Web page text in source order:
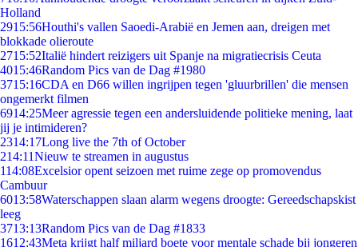
Holland
2915:56Houthi's vallen Saoedi-Arabië en Jemen aan, dreigen met
blokkade olieroute
2715:52Italië hindert reizigers uit Spanje na migratiecrisis Ceuta
4015:46Random Pics van de Dag #1980
3715:16CDA en D66 willen ingrijpen tegen 'gluurbrillen' die mensen
ongemerkt filmen
6914:25Meer agressie tegen een andersluidende politieke mening, laat
jij je intimideren?
2314:17Long live the 7th of October
214:11Nieuw te streamen in augustus
114:08Excelsior opent seizoen met ruime zege op promovendus
Cambuur
6013:58Waterschappen slaan alarm wegens droogte: Gereedschapskist
leeg
3713:13Random Pics van de Dag #1833
1612:43Meta krijgt half miljard boete voor mentale schade bij jongeren